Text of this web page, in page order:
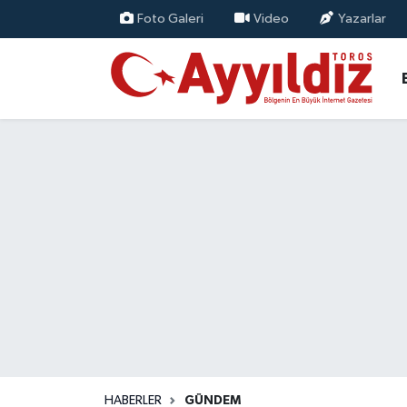
Foto Galeri Video Yazarlar
HABERLER GÜNDEM